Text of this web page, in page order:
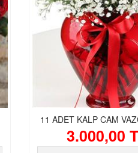
11 ADET KALP CAM
3.000,00